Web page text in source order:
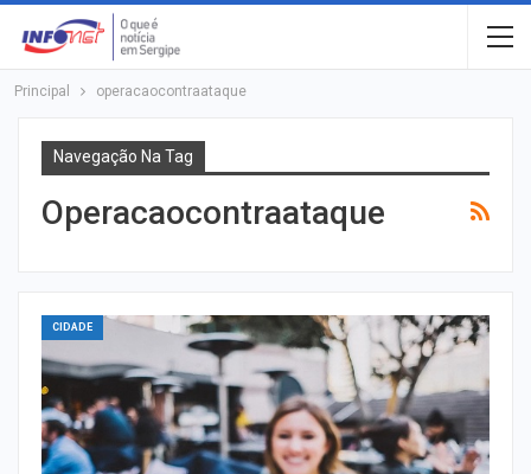
Principal operacaocontraataque
Navegação Na Tag
Operacaocontraataque
CIDADE